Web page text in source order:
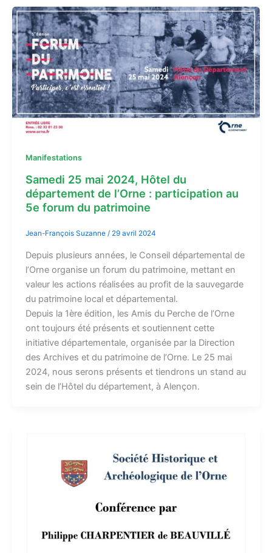
Manifestations
Samedi 25 mai 2024, Hôtel du
département de l’Orne : participation au
5e forum du patrimoine
Jean-François Suzanne / 29 avril 2024
Depuis plusieurs années, le Conseil départemental de
l’Orne organise un forum du patrimoine, mettant en
valeur les actions réalisées au profit de la sauvegarde
du patrimoine local et départemental.
Depuis la 1ère édition, les Amis du Perche de l’Orne
ont toujours été présents et soutiennent cette
initiative départementale, organisée par la Direction
des Archives et du patrimoine de l’Orne. Le 25 mai
2024, nous serons présents et tiendrons un stand au
sein de l’Hôtel du département, à Alençon.